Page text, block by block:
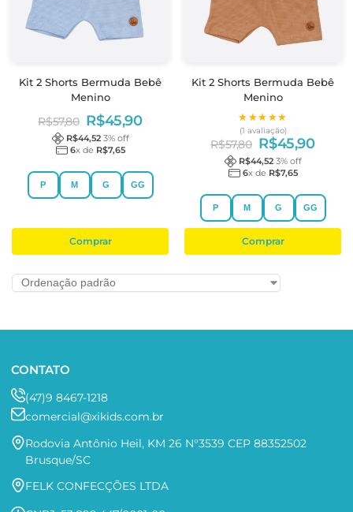
Kit 2 Shorts Bermuda Bebê
Menino
R$57,80 R$45,90
R$44,52 3% off
6x de R$7,65
P M G GG
Comprar
Kit 2 Shorts Bermuda Bebê
Menino
R$57,80 R$45,90
★★★★★
★★★★★
(1 avaliação)
R$44,52 3% off
6x de R$7,65
P M G GG
Comprar
CONTATO
(47)9 8467-1218
comercial@xikids.com.br
Rodovia Antônio Heil, KM 26 N°3539 CEP 88352502
Brusque/SC
FELK CONFECÇÕES LTDA